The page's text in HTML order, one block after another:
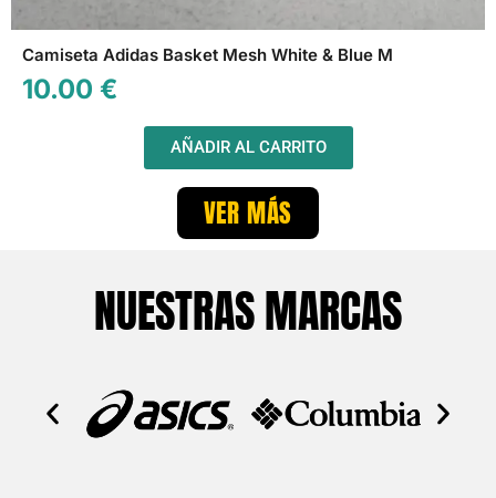
Camiseta Adidas Basket Mesh White & Blue M
10.00 €
AÑADIR AL CARRITO
VER MÁS
NUESTRAS MARCAS